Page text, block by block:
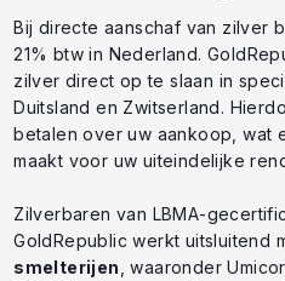
Bij directe aanschaf van zilver
21% btw in Nederland.
zilver direct op te slaan in
Duitsland en Zwitserland.
betalen over uw aankoop, wat
maakt voor uw uiteindelijke
Zilverbaren van LBMA-
GoldRepublic werkt uitsluitend
smelterijen , waaronder